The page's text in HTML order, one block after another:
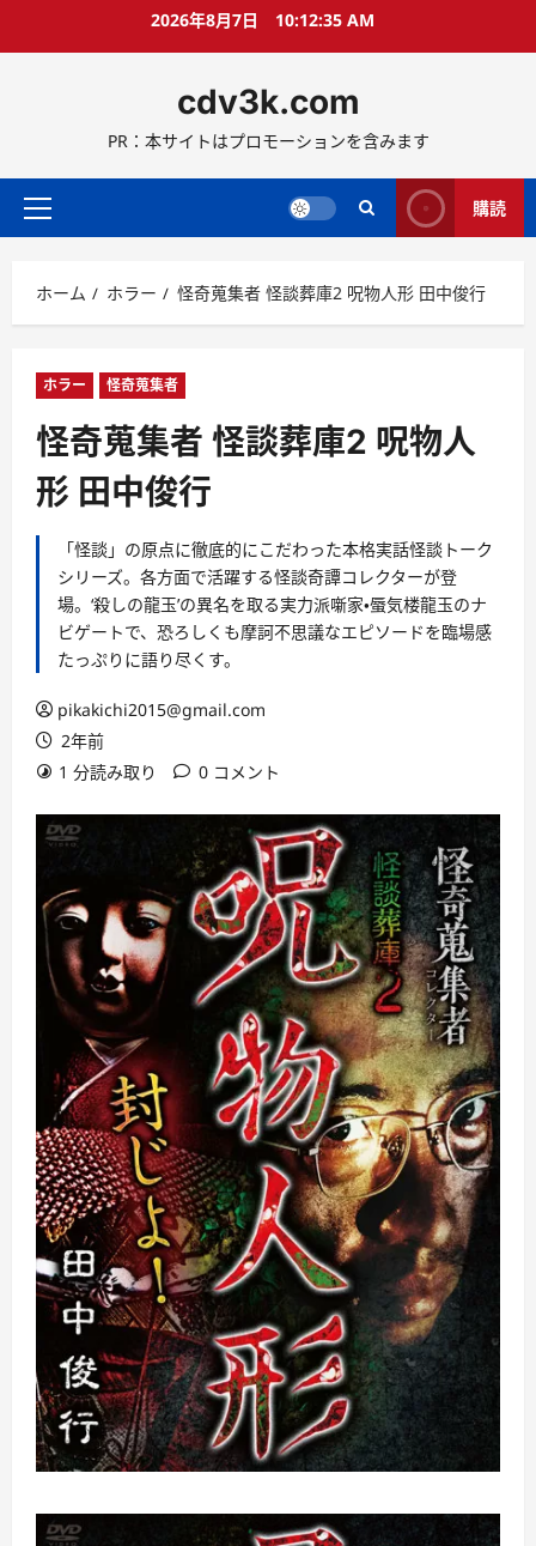
ス
ッ
2026年8月7日 10:12:36 AM
cdv3k.com
PR：本サイトはプロモーションを含みます
メ
メ
ニ
ー
購読
ホーム ホラー 怪奇蒐集者 怪談葬庫2 呪物人形 田中俊行
ホラー 怪奇蒐集者
怪奇蒐集者 怪談葬庫2 呪物人
形 田中俊行
「怪談」の原点に徹底的にこだわった本格実話怪談トーク
シリーズ。各方面で活躍する怪談奇譚コレクターが登
場。‘殺しの龍玉’の異名を取る実力派噺家・蜃気楼龍玉のナ
ビゲートで、恐ろしくも摩訶不思議なエピソードを臨場感
たっぷりに語り尽くす。
pikakichi2015@gmail.com
2年前
1 分読み取り
0 コメント